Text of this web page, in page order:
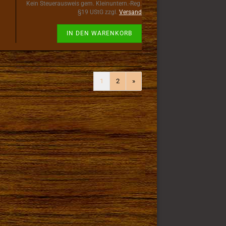
Kein Steuerausweis gem. Kleinuntern.-Reg.
§19 UStG zzgl. Versand
IN DEN WARENKORB
1 2 »